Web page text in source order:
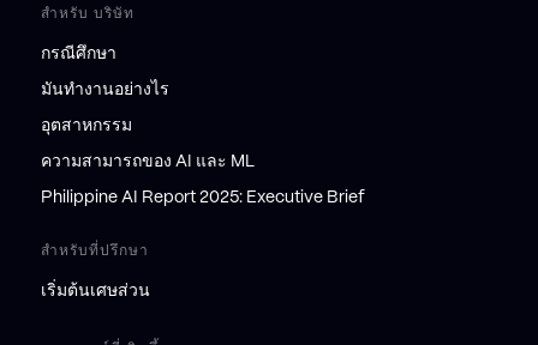
สำหรับ บริษัท
กรณีศึกษา
มันทำงานอย่างไร
อุตสาหกรรม
ความสามารถของ AI และ ML
Philippine AI Report 2025: Executive Brief
สำหรับที่ปรึกษา
เริ่มต้นเศษส่วน